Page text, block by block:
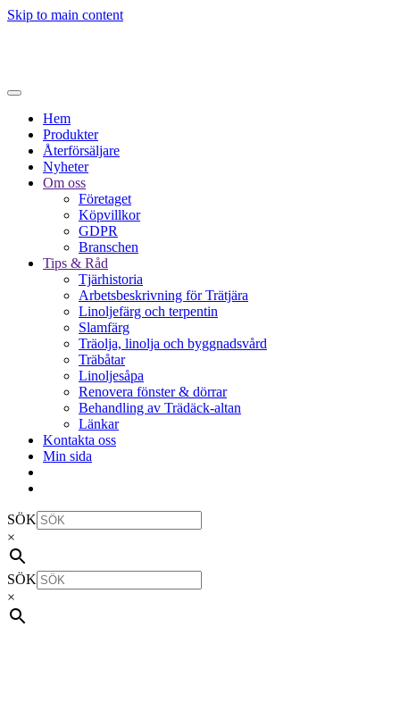
Skip to main content
Hem
Produkter
Återförsäljare
Nyheter
Om oss
Företaget
Köpvillkor
GDPR
Branschen
Tips & Råd
Tjärhistoria
Arbetsbeskrivning för Trätjära
Linoljefärg och terpentin
Slamfärg
Träolja, linolja och byggnadsvård
Träbåtar
Linoljesåpa
Renovera fönster & dörrar
Behandling av Trädäck-altan
Länkar
Kontakta oss
Min sida
SÖK
×
SÖK
×